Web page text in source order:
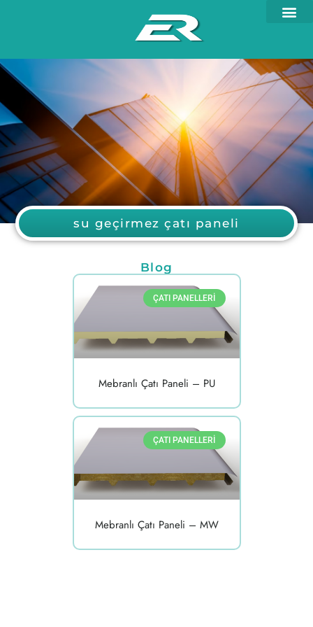
su geçirmez çatı paneli
Blog
ÇATI PANELLERI
Mebranlı Çatı Paneli – PU
ÇATI PANELLERI
Mebranlı Çatı Paneli – MW